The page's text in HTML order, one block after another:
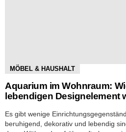
MÖBEL & HAUSHALT
Aquarium im Wohnraum:
lebendigen Designelement
Es gibt wenige
beruhigend, dekorativ und lebendig